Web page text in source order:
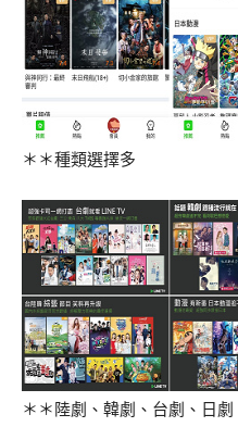
＊＊種類選擇多
＊＊ 陸劇、韓劇、台劇、日